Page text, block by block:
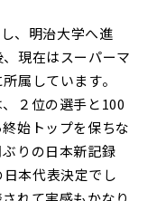
、明治大学へ進
現在はスーパーマ
属しています。
２位の選手と100
始トップを保ちな
りの日本新記録
本代表決定でし